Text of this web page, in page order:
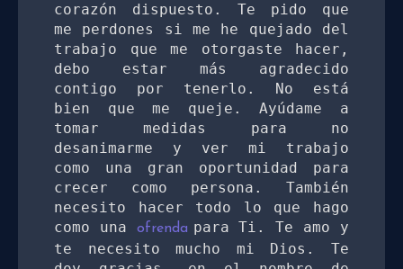
corazón dispuesto. Te pido que
me perdones si me he quejado del
trabajo que me otorgaste hacer,
debo estar más agradecido
contigo por tenerlo. No está
bien que me queje. Ayúdame a
tomar medidas para no
desanimarme y ver mi trabajo
como una gran oportunidad para
crecer como persona. También
necesito hacer todo lo que hago
como una
ofrenda para Ti. Te amo y
te necesito mucho mi Dios. Te